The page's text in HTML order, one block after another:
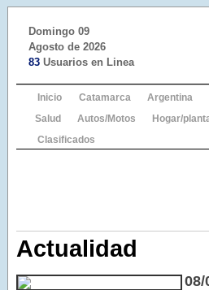
Domingo 09
Agosto de 2026
83 Usuarios en Linea
Inicio Catamarca Argentina
Salud
Autos/Motos Hogar/
Clasificados
Actualidad
08/